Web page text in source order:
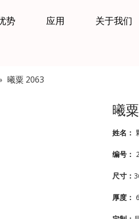
势 应用 关于我们
曦粟 2063
曦
姓名：
编号：
尺寸：
厚度：